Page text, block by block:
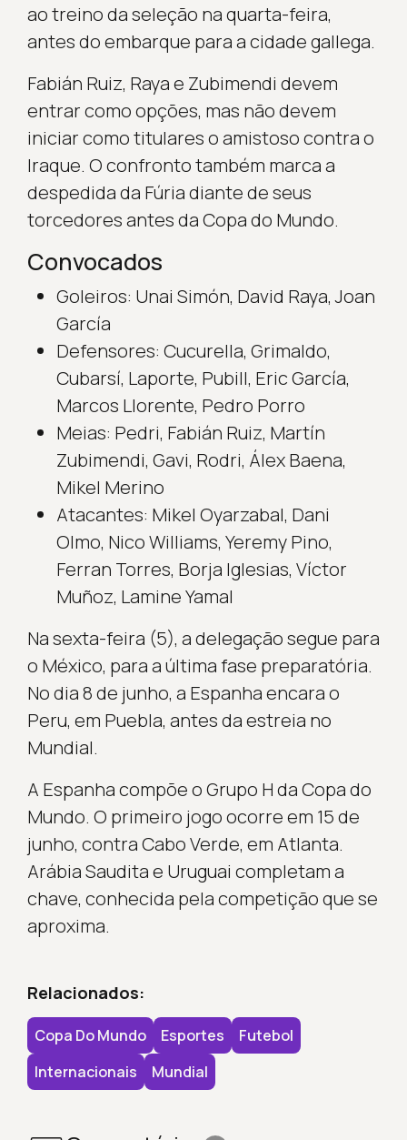
ao treino da seleção na quarta-feira,
antes do embarque para a cidade gallega.
Fabián Ruiz, Raya e Zubimendi devem
entrar como opções, mas não devem
iniciar como titulares o amistoso contra o
Iraque. O confronto também marca a
despedida da Fúria diante de seus
torcedores antes da Copa do Mundo.
Convocados
Goleiros: Unai Simón, David Raya, Joan
García
Defensores: Cucurella, Grimaldo,
Cubarsí, Laporte, Pubill, Eric García,
Marcos Llorente, Pedro Porro
Meias: Pedri, Fabián Ruiz, Martín
Zubimendi, Gavi, Rodri, Álex Baena,
Mikel Merino
Atacantes: Mikel Oyarzabal, Dani
Olmo, Nico Williams, Yeremy Pino,
Ferran Torres, Borja Iglesias, Víctor
Muñoz, Lamine Yamal
Na sexta-feira (5), a delegação segue para
o México, para a última fase preparatória.
No dia 8 de junho, a Espanha encara o
Peru, em Puebla, antes da estreia no
Mundial.
A Espanha compõe o Grupo H da Copa do
Mundo. O primeiro jogo ocorre em 15 de
junho, contra Cabo Verde, em Atlanta.
Arábia Saudita e Uruguai completam a
chave, conhecida pela competição que se
aproxima.
Relacionados:
Copa Do Mundo Esportes
Futebol
Internacionais
Mundial